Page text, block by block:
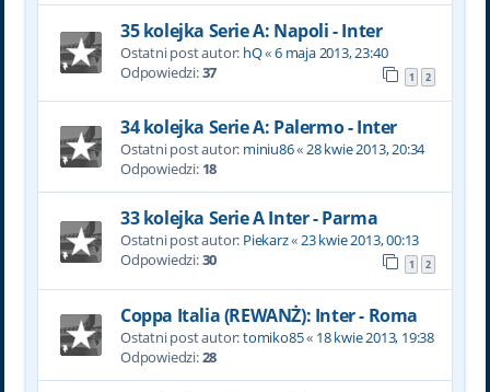
35 kolejka Serie A: Napoli - Inter
Ostatni post autor: hQ«6 maja 2013, 23:40
Odpowiedzi:37 1 2
34 kolejka Serie A: Palermo - Inter
Ostatni post autor: miniu86«28 kwie 2013, 20:34
Odpowiedzi: 18
33 kolejka Serie A Inter - Parma
Ostatni post autor: Piekarz«23 kwie 2013, 00:13
Odpowiedzi:30 1 2
Coppa Italia (REWANŻ): Inter - Roma
Ostatni post autor:tomiko85« 18 kwie 2013, 19:38
Odpowiedzi:28